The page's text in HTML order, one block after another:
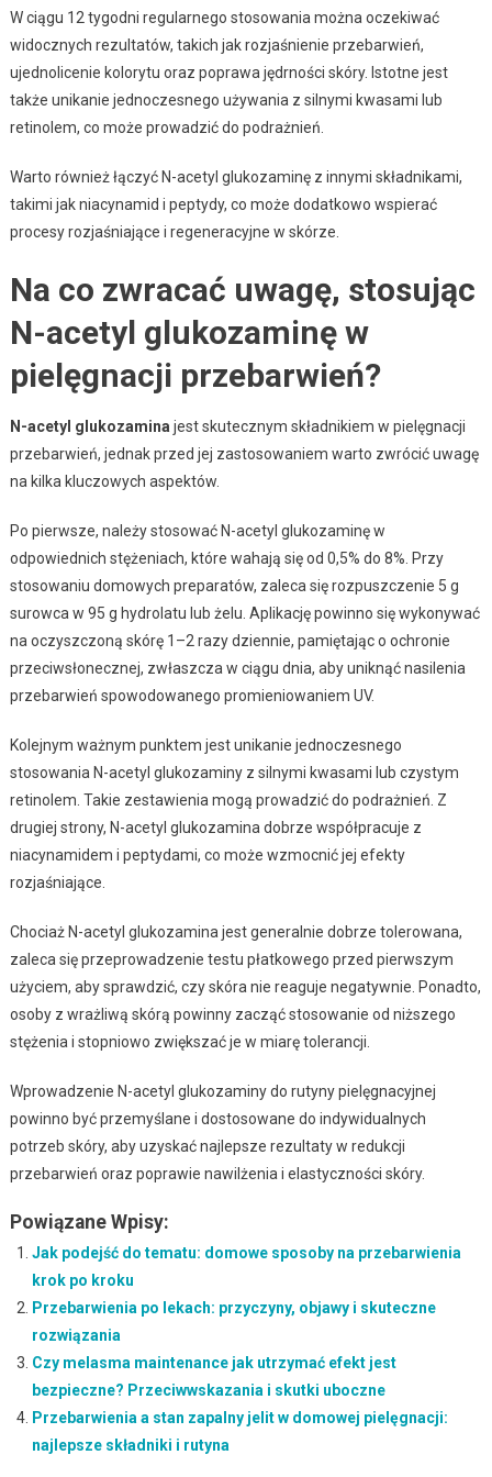
W ciągu 12 tygodni regularnego stosowania można oczekiwać
widocznych rezultatów, takich jak rozjaśnienie przebarwień,
ujednolicenie kolorytu oraz poprawa jędrności skóry. Istotne jest
także unikanie jednoczesnego używania z silnymi kwasami lub
retinolem, co może prowadzić do podrażnień.
Warto również łączyć N-acetyl glukozaminę z innymi składnikami,
takimi jak niacynamid i peptydy, co może dodatkowo wspierać
procesy rozjaśniające i regeneracyjne w skórze.
Na co zwracać uwagę, stosując
N-acetyl glukozaminę w
pielęgnacji przebarwień?
N-acetyl glukozamina jest skutecznym składnikiem w pielęgnacji
przebarwień, jednak przed jej zastosowaniem warto zwrócić uwagę
na kilka kluczowych aspektów.
Po pierwsze, należy stosować N-acetyl glukozaminę w
odpowiednich stężeniach, które wahają się od 0,5% do 8%. Przy
stosowaniu domowych preparatów, zaleca się rozpuszczenie 5 g
surowca w 95 g hydrolatu lub żelu. Aplikację powinno się wykonywać
na oczyszczoną skórę 1–2 razy dziennie, pamiętając o ochronie
przeciwsłonecznej, zwłaszcza w ciągu dnia, aby uniknąć nasilenia
przebarwień spowodowanego promieniowaniem UV.
Kolejnym ważnym punktem jest unikanie jednoczesnego
stosowania N-acetyl glukozaminy z silnymi kwasami lub czystym
retinolem. Takie zestawienia mogą prowadzić do podrażnień. Z
drugiej strony, N-acetyl glukozamina dobrze współpracuje z
niacynamidem i peptydami, co może wzmocnić jej efekty
rozjaśniające.
Chociaż N-acetyl glukozamina jest generalnie dobrze tolerowana,
zaleca się przeprowadzenie testu płatkowego przed pierwszym
użyciem, aby sprawdzić, czy skóra nie reaguje negatywnie. Ponadto,
osoby z wrażliwą skórą powinny zacząć stosowanie od niższego
stężenia i stopniowo zwiększać je w miarę tolerancji.
Wprowadzenie N-acetyl glukozaminy do rutyny pielęgnacyjnej
powinno być przemyślane i dostosowane do indywidualnych
potrzeb skóry, aby uzyskać najlepsze rezultaty w redukcji
przebarwień oraz poprawie nawilżenia i elastyczności skóry.
Powiązane Wpisy:
Jak podejść do tematu: domowe sposoby na przebarwienia
krok po kroku
Przebarwienia po lekach: przyczyny, objawy i skuteczne
rozwiązania
Czy melasma maintenance jak utrzymać efekt jest
bezpieczne? Przeciwwskazania i skutki uboczne
Przebarwienia a stan zapalny jelit w domowej pielęgnacji:
najlepsze składniki i rutyna